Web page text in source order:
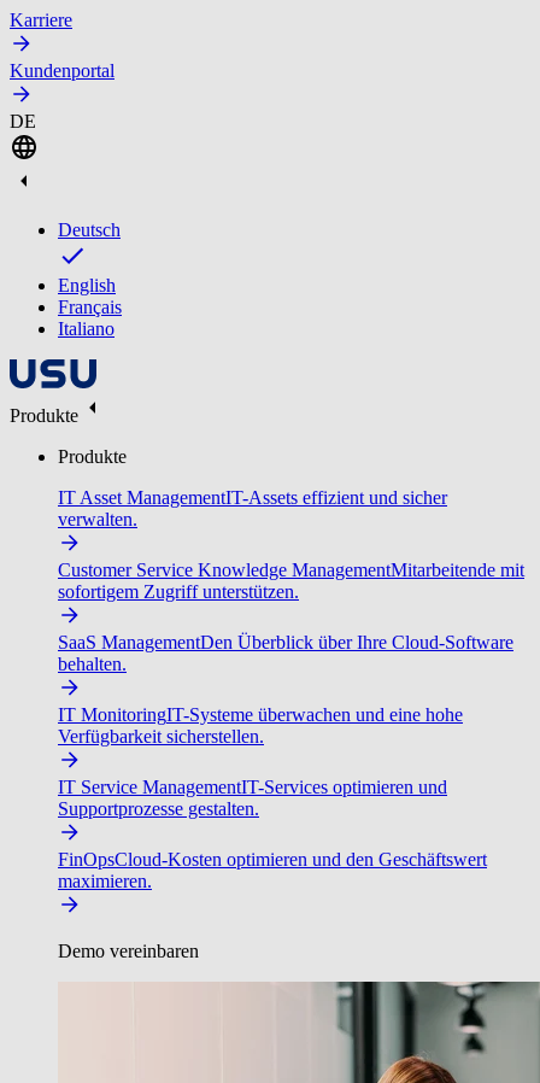
Karriere
Kundenportal
DE
Deutsch
English
Français
Italiano
Produkte
Produkte
IT Asset ManagementIT-Assets effizient und sicher
verwalten.
Customer Service Knowledge ManagementMitarbeitende mit
sofortigem Zugriff unterstützen.
SaaS ManagementDen Überblick über Ihre Cloud-Software
behalten.
IT MonitoringIT-Systeme überwachen und eine hohe
Verfügbarkeit sicherstellen.
IT Service ManagementIT-Services optimieren und
Supportprozesse gestalten.
FinOpsCloud-Kosten optimieren und den Geschäftswert
maximieren.
Demo vereinbaren